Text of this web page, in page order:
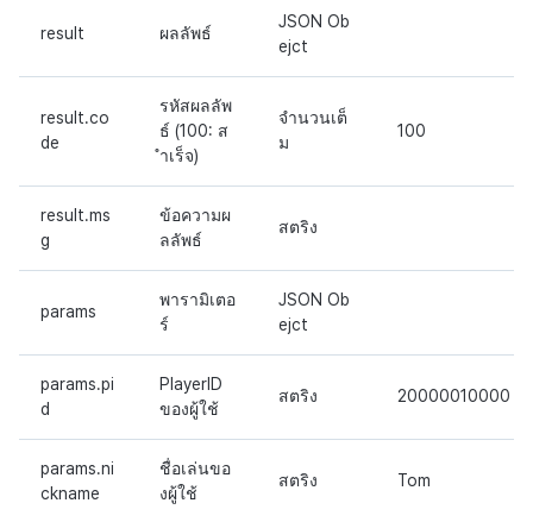
result ผลลัพธ์
JSON Ob
ejct
result.co
de
รหัสผลลัพ
ธ์ (100: ส
ำเร็จ)
จำนวนเต็
ม
100
result.ms
g
ข้อความผ
ลลัพธ์
สตริง
params
พารามิเตอ
ร์
JSON Ob
ejct
params.pi
d
PlayerID
ของผู้ใช้
สตริง 20000010000
params.ni
ckname
ชื่อเล่นขอ
งผู้ใช้
สตริง Tom